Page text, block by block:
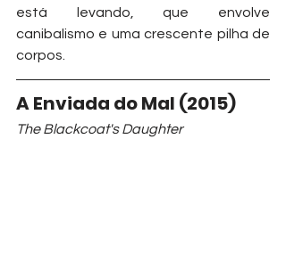
está levando, que envolve
canibalismo e uma crescente pilha de
corpos.
A Enviada do Mal (2015)
The Blackcoat's Daughter